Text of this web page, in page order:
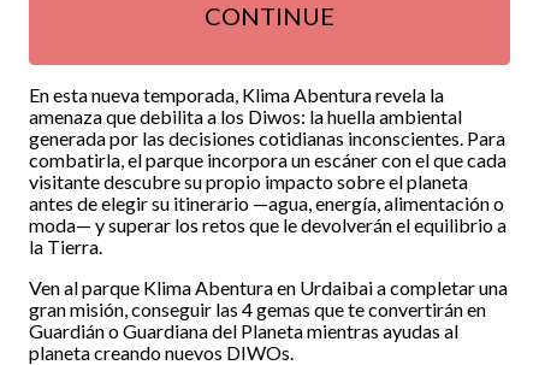
CONTINUE
En esta nueva temporada, Klima Abentura revela la
amenaza que debilita a los Diwos: la huella ambiental
generada por las decisiones cotidianas inconscientes. Para
combatirla, el parque incorpora un escáner con el que cada
visitante descubre su propio impacto sobre el planeta
antes de elegir su itinerario —agua, energía, alimentación o
moda— y superar los retos que le devolverán el equilibrio a
la Tierra.
Ven al parque Klima Abentura en Urdaibai a completar una
gran misión, conseguir las 4 gemas que te convertirán en
Guardián o Guardiana del Planeta mientras ayudas al
planeta creando nuevos DIWOs.